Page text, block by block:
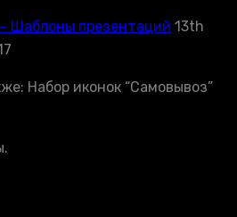
Шаблоны презентаций 13th
Набор иконок “Самовывоз”